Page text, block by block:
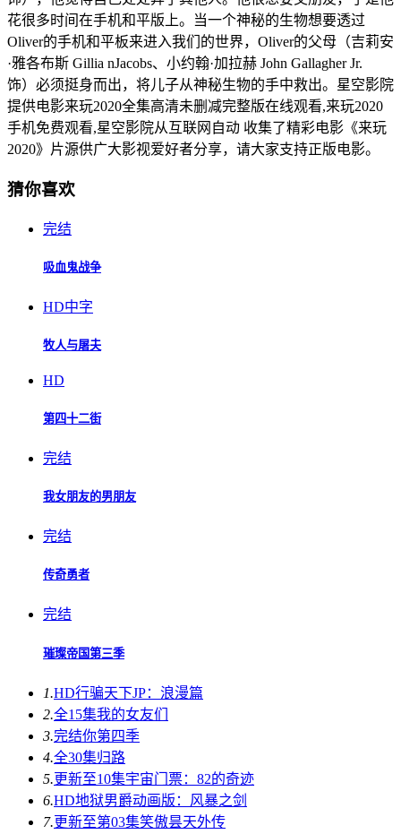
花很多时间在手机和平版上。当一个神秘的生物想要透过
Oliver的手机和平板来进入我们的世界，Oliver的父母（吉莉安
·雅各布斯 Gillia nJacobs、小约翰·加拉赫 John Gallagher Jr.
饰）必须挺身而出，将儿子从神秘生物的手中救出。星空影院
提供电影来玩2020全集高清未删减完整版在线观看,来玩2020
手机免费观看,星空影院从互联网自动 收集了精彩电影《来玩
2020》片源供广大影视爱好者分享，请大家支持正版电影。
猜你喜欢
完结
吸血鬼战争
HD中字
牧人与屠夫
HD
第四十二街
完结
我女朋友的男朋友
完结
传奇勇者
完结
璀璨帝国第三季
1.HD行骗天下JP：浪漫篇
2.全15集我的女友们
3.完结你第四季
4.全30集归路
5.更新至10集宇宙门票：82的奇迹
6.HD地狱男爵动画版：风暴之剑
7.更新至第03集笑傲昙天外传